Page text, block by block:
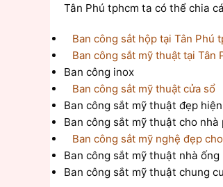
Tân Phú tphcm ta có thể chia
Ban công sắt hộp tại Tân Phú
Ban công sắt mỹ thuật tại Tân
Ban công inox
Ban công sắt mỹ thuật cửa sổ
Ban công sắt mỹ thuật đẹp
Ban công sắt mỹ thuật cho nhà
Ban công sắt mỹ nghệ đẹp
Ban công sắt mỹ thuật nhà ống
Ban công sắt mỹ thuật chung